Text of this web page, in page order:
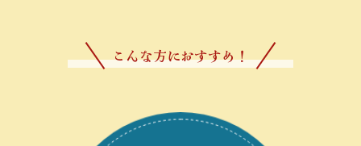
こんな方におすすめ！